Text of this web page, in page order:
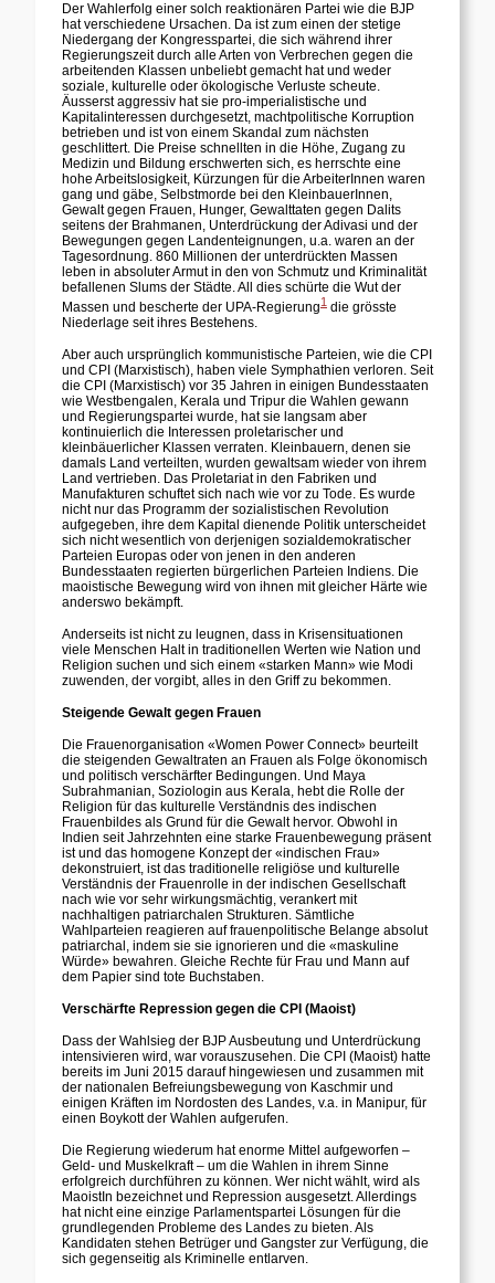
Der Wahlerfolg einer solch reaktionären Partei wie die BJP
hat verschiedene Ursachen. Da ist zum einen der stetige
Niedergang der Kongresspartei, die sich während ihrer
Regierungszeit durch alle Arten von Verbrechen gegen die
arbeitenden Klassen unbeliebt gemacht hat und weder
soziale, kulturelle oder ökologische Verluste scheute.
Äusserst aggressiv hat sie pro-imperialistische und
Kapitalinteressen durchgesetzt, machtpolitische Korruption
betrieben und ist von einem Skandal zum nächsten
geschlittert. Die Preise schnellten in die Höhe, Zugang zu
Medizin und Bildung erschwerten sich, es herrschte eine
hohe Arbeitslosigkeit, Kürzungen für die ArbeiterInnen waren
gang und gäbe, Selbstmorde bei den KleinbauerInnen,
Gewalt gegen Frauen, Hunger, Gewalttaten gegen Dalits
seitens der Brahmanen, Unterdrückung der Adivasi und der
Bewegungen gegen Landenteignungen, u.a. waren an der
Tagesordnung. 860 Millionen der unterdrückten Massen
leben in absoluter Armut in den von Schmutz und Kriminalität
befallenen Slums der Städte. All dies schürte die Wut der
Massen und bescherte der UPA-Regierung1 die grösste
Niederlage seit ihres Bestehens.
Aber auch ursprünglich kommunistische Parteien, wie die CPI
und CPI (Marxistisch), haben viele Symphathien verloren. Seit
die CPI (Marxistisch) vor 35 Jahren in einigen Bundesstaaten
wie Westbengalen, Kerala und Tripur die Wahlen gewann
und Regierungspartei wurde, hat sie langsam aber
kontinuierlich die Interessen proletarischer und
kleinbäuerlicher Klassen verraten. Kleinbauern, denen sie
damals Land verteilten, wurden gewaltsam wieder von ihrem
Land vertrieben. Das Proletariat in den Fabriken und
Manufakturen schuftet sich nach wie vor zu Tode. Es wurde
nicht nur das Programm der sozialistischen Revolution
aufgegeben, ihre dem Kapital dienende Politik unterscheidet
sich nicht wesentlich von derjenigen sozialdemokratischer
Parteien Europas oder von jenen in den anderen
Bundesstaaten regierten bürgerlichen Parteien Indiens. Die
maoistische Bewegung wird von ihnen mit gleicher Härte wie
anderswo bekämpft.
Anderseits ist nicht zu leugnen, dass in Krisensituationen
viele Menschen Halt in traditionellen Werten wie Nation und
Religion suchen und sich einem «starken Mann» wie Modi
zuwenden, der vorgibt, alles in den Griff zu bekommen.
Steigende Gewalt gegen Frauen
Die Frauenorganisation «Women Power Connect» beurteilt
die steigenden Gewaltraten an Frauen als Folge ökonomisch
und politisch verschärfter Bedingungen. Und Maya
Subrahmanian, Soziologin aus Kerala, hebt die Rolle der
Religion für das kulturelle Verständnis des indischen
Frauenbildes als Grund für die Gewalt hervor. Obwohl in
Indien seit Jahrzehnten eine starke Frauenbewegung präsent
ist und das homogene Konzept der «indischen Frau»
dekonstruiert, ist das traditionelle religiöse und kulturelle
Verständnis der Frauenrolle in der indischen Gesellschaft
nach wie vor sehr wirkungsmächtig, verankert mit
nachhaltigen patriarchalen Strukturen. Sämtliche
Wahlparteien reagieren auf frauenpolitische Belange absolut
patriarchal, indem sie sie ignorieren und die «maskuline
Würde» bewahren. Gleiche Rechte für Frau und Mann auf
dem Papier sind tote Buchstaben.
Verschärfte Repression gegen die CPI (Maoist)
Dass der Wahlsieg der BJP Ausbeutung und Unterdrückung
intensivieren wird, war vorauszusehen. Die CPI (Maoist) hatte
bereits im Juni 2015 darauf hingewiesen und zusammen mit
der nationalen Befreiungsbewegung von Kaschmir und
einigen Kräften im Nordosten des Landes, v.a. in Manipur, für
einen Boykott der Wahlen aufgerufen.
Die Regierung wiederum hat enorme Mittel aufgeworfen –
Geld- und Muskelkraft – um die Wahlen in ihrem Sinne
erfolgreich durchführen zu können. Wer nicht wählt, wird als
MaoistIn bezeichnet und Repression ausgesetzt. Allerdings
hat nicht eine einzige Parlamentspartei Lösungen für die
grundlegenden Probleme des Landes zu bieten. Als
Kandidaten stehen Betrüger und Gangster zur Verfügung, die
sich gegenseitig als Kriminelle entlarven.